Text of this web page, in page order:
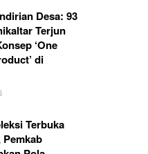
Desa: 93
Terjun
‘One
di
Terbuka